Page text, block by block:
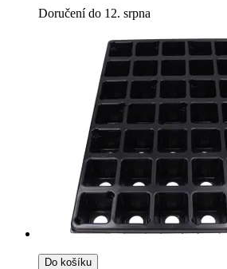
Doručení do 12. srpna
Do košíku